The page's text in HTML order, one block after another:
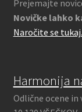
Prejemajte
Novičke lahko
Naročite se
Harmonija
Odlične ocene in